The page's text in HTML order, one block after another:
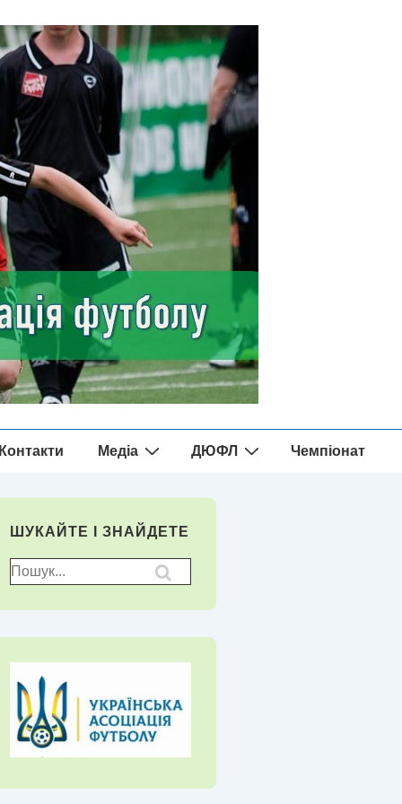
Медіа ДЮФЛ Чемпіонат
ШУКАЙТЕ І ЗНАЙДЕТЕ
Пошук
для: